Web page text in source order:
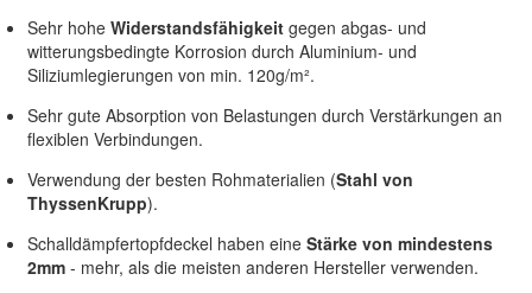
Sehr hohe Widerstandsfähigkeit gegen abgas- und
witterungsbedingte Korrosion durch Aluminium- und
Siliziumlegierungen von min. 120g/m².
Sehr gute Absorption von Belastungen durch Verstärkungen an
flexiblen Verbindungen.
Verwendung der besten Rohmaterialien (Stahl von
ThyssenKrupp).
Schalldämpfertopfdeckel haben eine Stärke von mindestens
2mm- mehr, als die meisten anderen Hersteller verwenden.